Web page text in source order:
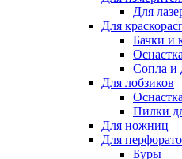
Для
Для
Бачки и
Сопла и
Для лобзиков
Пилки
Для ножниц
Для
Буры